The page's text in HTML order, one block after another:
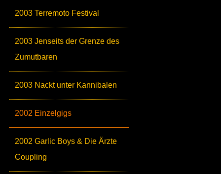
2003 Terremoto Festival
2003 Jenseits der Grenze des
Zumutbaren
2003 Nackt unter Kannibalen
2002 Einzelgigs
2002 Garlic Boys & Die Ärzte
Coupling